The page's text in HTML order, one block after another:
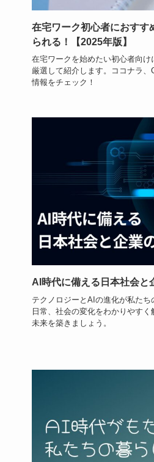
在宅ワーク初心者におすす
られる！【2025年版】
在宅ワークを始めたい初心者向
厳選して紹介します。ココナラ
情報をチェック！
AI時代に備える日本社会と
テクノロジーとAIの進化が私たち
日常、社会の変化をわかりやす
未来を築きましょう。